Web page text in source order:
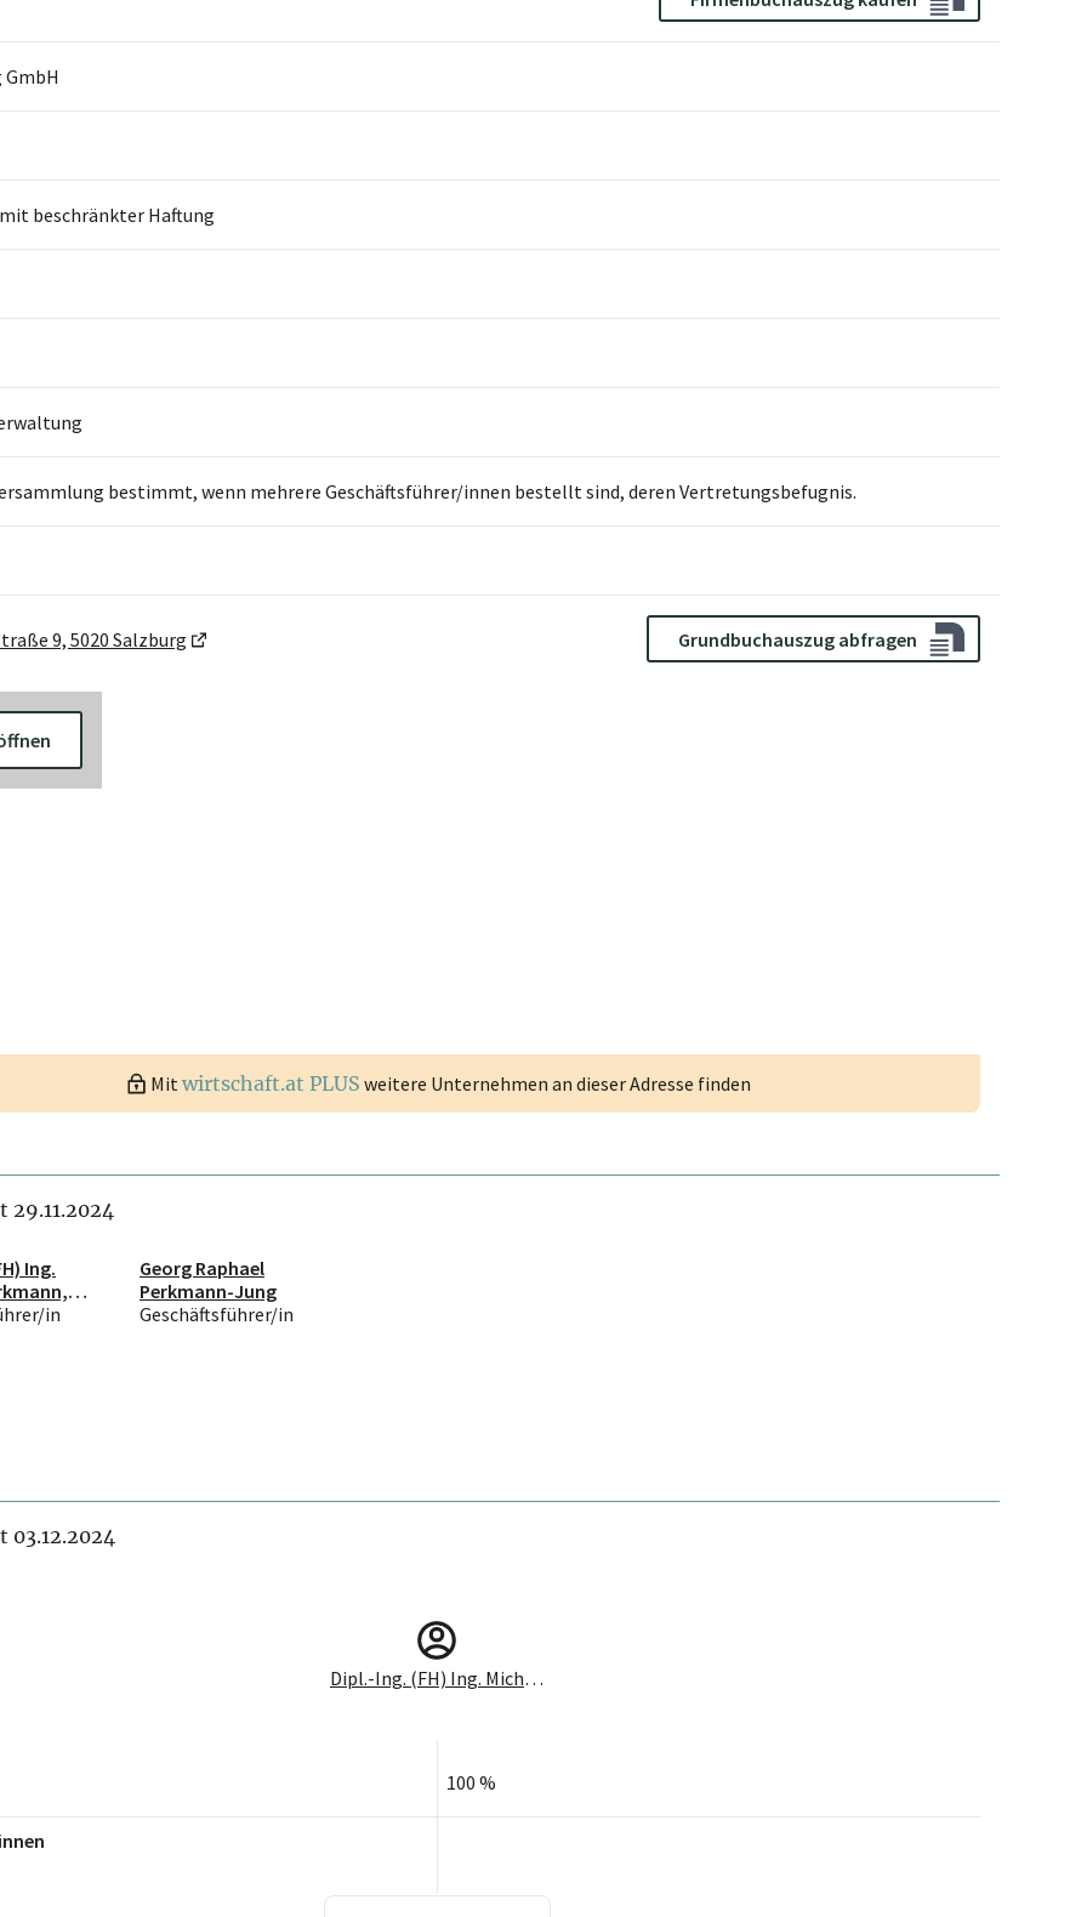
GmbH
beschränkter Haftung
bestimmt, wenn mehrere Geschäftsführer/innen bestellt sind, deren Vertretungsbefugnis.
9, 5020 Salzburg Grundbuchauszug abfragen
Mitwirtschaft.at PLUS weitere Unternehmen an dieser Adresse finden
29.11.2024
Ing.
in
Georg Raphael
Perkmann-Jung
Geschäftsführer/in
03.12.2024
Dipl.-Ing. (FH) Ing. Michael Perkmann, MBA
100 %